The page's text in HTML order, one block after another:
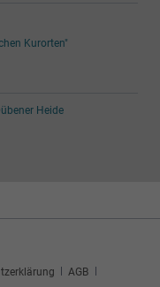
Kurorten"
Heide
AGB